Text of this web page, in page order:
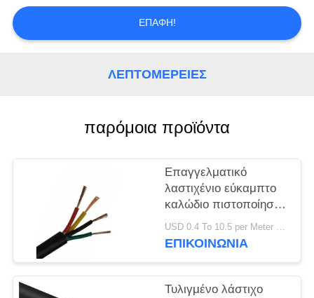
ΜΕ
ΠΟΛΙΤΙΚΉ
ΕΠΑΦΉ!
ΛΕΠΤΟΜΈΡΕΙΕΣ
παρόμοια προϊόντα
Επαγγελματικό
λαστιχένιο εύκαμπτο
καλώδιο πιστοποίηση
CE KEMA 300/500 Β
USD 0.4 To 10.5 per Meter MOQ:1000M
ΕΠΙΚΟΙΝΩΝΙΑ
Τυλιγμένο λάστιχο